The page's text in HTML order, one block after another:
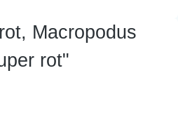
Macropodus
rot"